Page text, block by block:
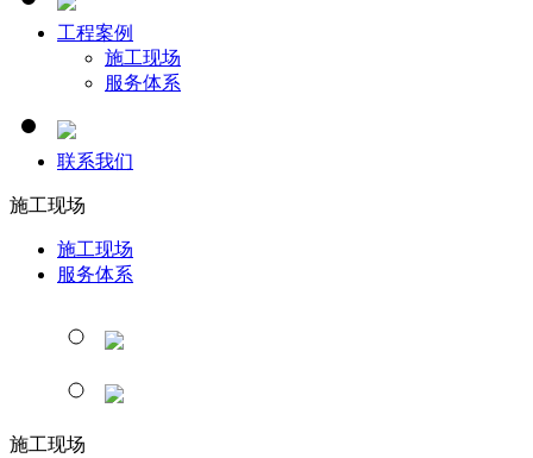
工程案例
施工现场
服务体系
联系我们
施工现场
施工现场
服务体系
施工现场